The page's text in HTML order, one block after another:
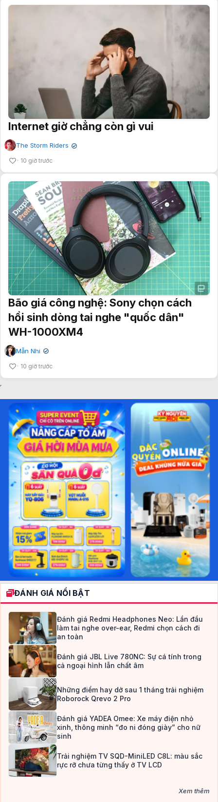
Internet giờ chẳng còn gì vui
The Storm Riders ✔
10 giờ trước
Bão giá công nghệ: Sony chọn cách
hồi sinh dòng tai nghe "quốc dân"
WH-1000XM4
Mẫn Nhi ✔
10 giờ trước
ĐÁNH GIÁ NỔI BẬT
Đánh giá Redmi Headphones Neo: Lần đầu
làm tai nghe over-ear, Redmi chọn cách đi
an toàn
Đánh giá JBL Live 780NC: Sự cá tính trong
cả ngoại hình lẫn chất âm
Những điểm hay dở sau 1 tháng trải nghiệm
Roborock Qrevo 2 Pro
Đánh giá YADEA Omee: Xe máy điện nhỏ
xinh, thông minh “đo ni đóng giày” cho nữ
sinh
Trải nghiệm TV SQD-MiniLED C8L: màu sắc
rực rỡ chưa từng thấy ở TV LCD
Xem thêm